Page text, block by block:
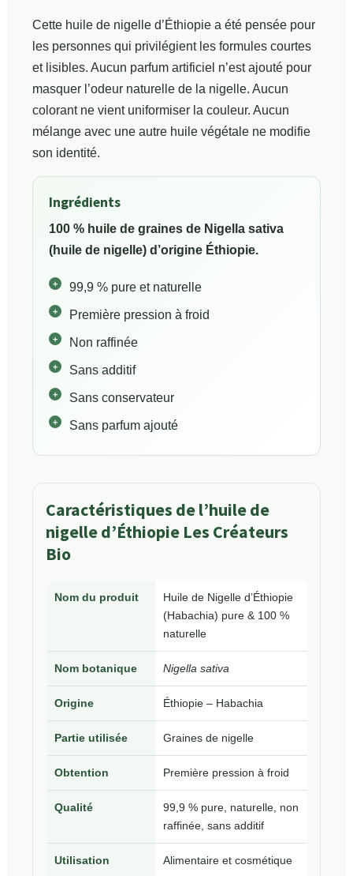
Cette huile de nigelle d’Éthiopie a été pensée pour
les personnes qui privilégient les formules courtes
et lisibles. Aucun parfum artificiel n’est ajouté pour
masquer l’odeur naturelle de la nigelle. Aucun
colorant ne vient uniformiser la couleur. Aucun
mélange avec une autre huile végétale ne modifie
son identité.
Ingrédients
100 % huile de graines de Nigella sativa
(huile de nigelle) d’origine Éthiopie.
99,9 % pure et naturelle
Première pression à froid
Non raffinée
Sans additif
Sans conservateur
Sans parfum ajouté
Caractéristiques de l’huile de
nigelle d’Éthiopie Les Créateurs
Bio
Nom du produit
Huile de Nigelle d’Éthiopie
(Habachia) pure & 100 %
naturelle
Nom botanique Nigella sativa
Origine Éthiopie – Habachia
Partie utilisée Graines de nigelle
Obtention Première pression à froid
Qualité
99,9 % pure, naturelle, non
raffinée, sans additif
Utilisation Alimentaire et cosmétique